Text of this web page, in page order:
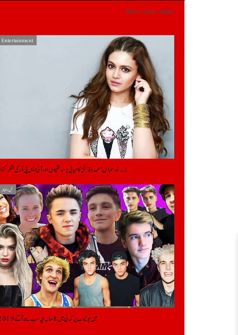
More From Author
Entertainment
زارا نور عباس ’عہد وفا‘ کی کامیابی پر ساتھیوں اور آئی ایس پی آر کی شکر
فن و فنکار
2019 میں یوٹیوب پر کمائی میں 8 سالہ بچہ سب سے آگے